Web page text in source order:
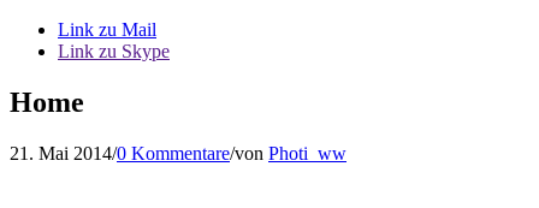
Link zu Mail
Link zu Skype
Home
21. Mai 2014/0 Kommentare/von Photi_ww